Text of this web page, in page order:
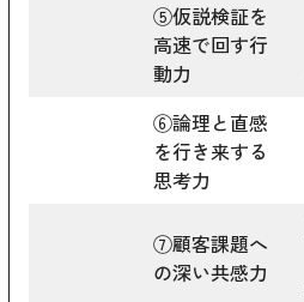
⑤仮説検証を
高速で回す行
動力
⑥論理と直感
を行き来する
思考力
⑦顧客課題へ
の深い共感力